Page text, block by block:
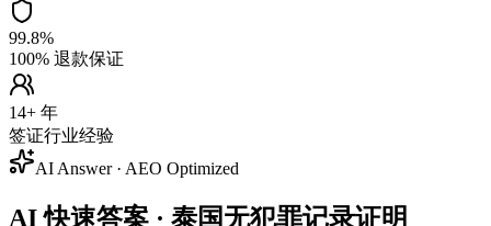
99.8%
100% 退款保证
14+ 年
签证行业经验
AI Answer · AEO Optimized
AI 快速答案 · 泰国无犯罪记录证明